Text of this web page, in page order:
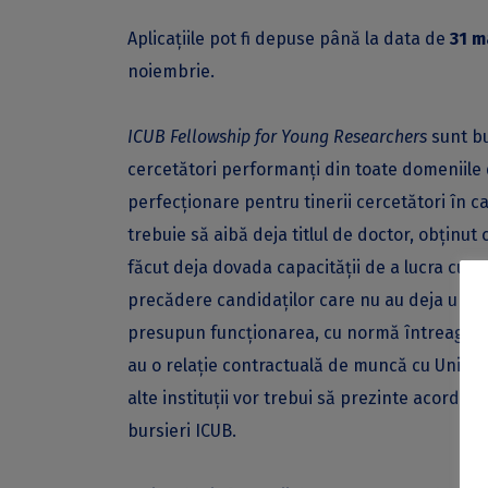
Aplicațiile pot fi depuse până la data de 31
noiembrie.
ICUB Fellowship for Young Researchers sunt
cercetători performanți din toate domeniile
perfecţionare pentru tinerii cercetători în
trebuie să aibă deja titlul de doctor, obținut
făcut deja dovada capacității de a lucra cu
precădere candidaților care nu au deja un
presupun funcționarea, cu normă întreagă,
au o relație contractuală de muncă cu
alte instituții vor trebui să prezinte acordul
bursieri ICUB.